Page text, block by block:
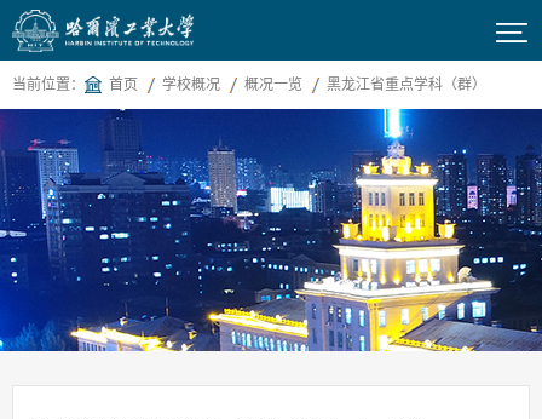

当前位置： 首页 学校概况 概况一览 黑龙江省重点学科（群）